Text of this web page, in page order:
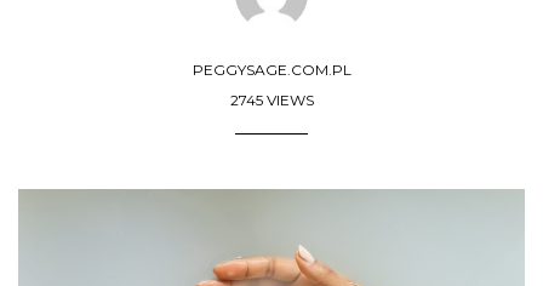
PEGGYSAGE.COM.PL
2745 VIEWS